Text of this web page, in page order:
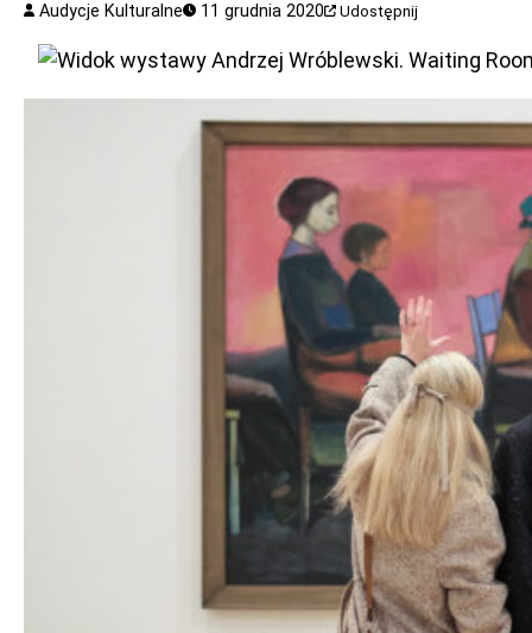
Audycje Kulturalne 11 grudnia 2020 Udostępnij